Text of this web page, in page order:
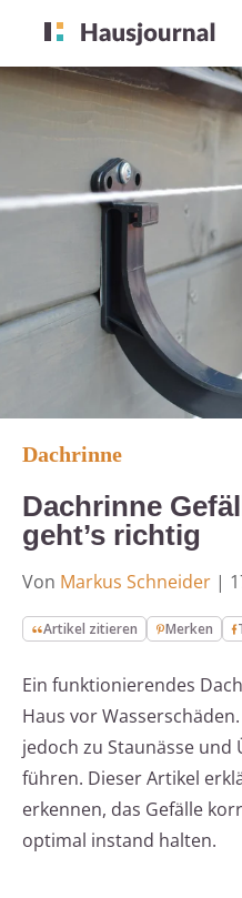
Dachrinne
Dachrinne
geht’s richtig
Von Markus Schneider |
Artikel zitieren Merken
Ein funktionierendes
Haus vor
jedoch zu Staunässe
führen. Dieser Artikel
erkennen, das Gefälle
optimal instand halten.